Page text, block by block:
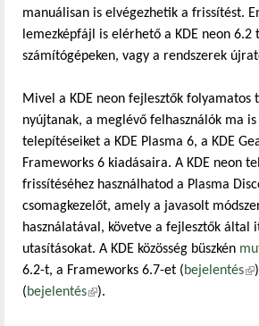
manuálisan is elvégezhetik a frissítést.
lemezképfájl is elérhető a KDE neon 6.2
számítógépeken, vagy a rendszerek
Mivel a KDE neon fejlesztők folyamatos
nyújtanak, a meglévő felhasználók ma
telepítéseiket a KDE Plasma 6, a KDE
Frameworks 6 kiadásaira. A KDE neon
frissítéséhez használhatod a Plasma
csomagkezelőt, amely a javasolt
használatával, követve a fejlesztők által
utasításokat. A KDE közösség büszkén
6.2-t, a Frameworks 6.7-et (bejelentés
(bejelentés(külső hivatkozás)
).